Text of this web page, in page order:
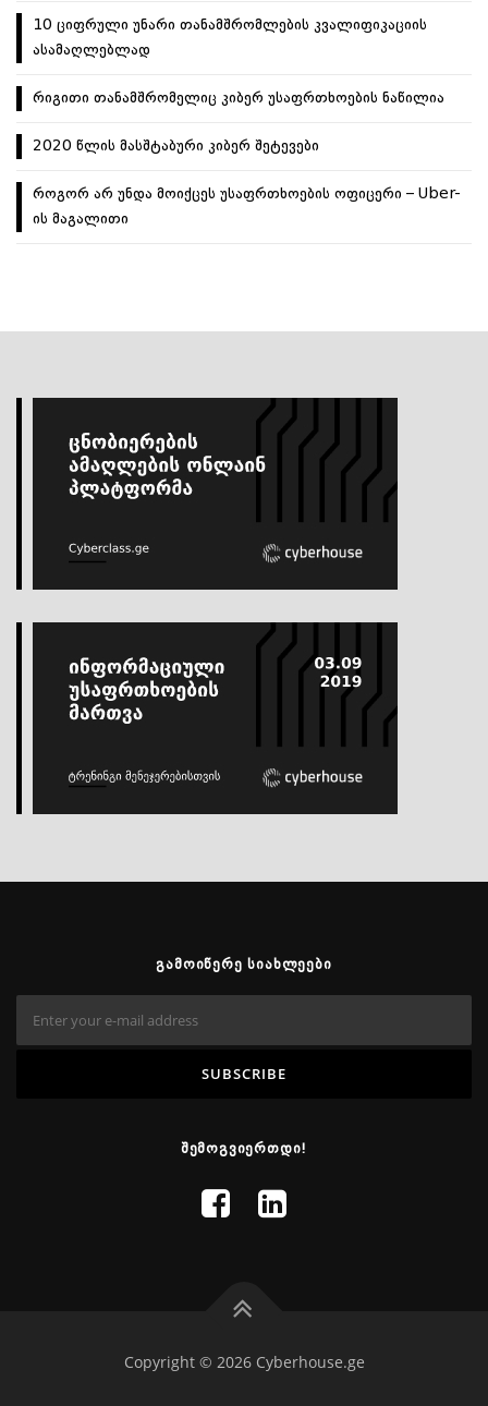
10 ციფრული უნარი თანამშრომლების კვალიფიკაციის
ასამაღლებლად
რიგითი თანამშრომელიც კიბერ უსაფრთხოების ნაწილია
2020 წლის მასშტაბური კიბერ შეტევები
როგორ არ უნდა მოიქცეს უსაფრთხოების ოფიცერი – Uber-
ის მაგალითი
ᲒᲐᲛᲝᲘᲬᲔᲠᲔ ᲡᲘᲐᲮᲚᲔᲔᲑᲘ
ᲨᲔᲛᲝᲒᲕᲘᲔᲠᲗᲓᲘ!
Copyright © 2026 Cyberhouse.ge